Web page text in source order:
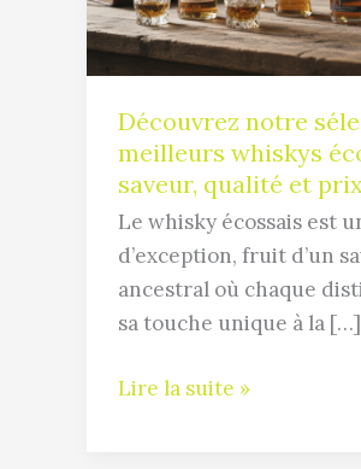
Découvrez notre
meilleurs whiskys
saveur, qualité et
Le whisky écossais est
d’exception, fruit d’un
ancestral où chaque
sa touche unique à la […]
écossais
alliant
qualité
et
Lire la suite »